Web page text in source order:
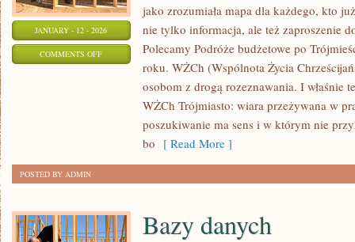
JANUARY - 12 - 2026
COMMENTS OFFON
BAŁTYCKIE
jako zrozumiała mapa dla każdego, kto
nie tylko informacja, ale też zaproszenie
Polecamy Podróże budżetowe po
roku. WŻCh (Wspólnota Życia
osobom z drogą rozeznawania. I właśnie
WŻCh Trójmiasto: wiara przeżywana w
poszukiwanie ma sens i w którym nie
bo [ Read More ]
POSTED BY ADMIN
Bazy danych